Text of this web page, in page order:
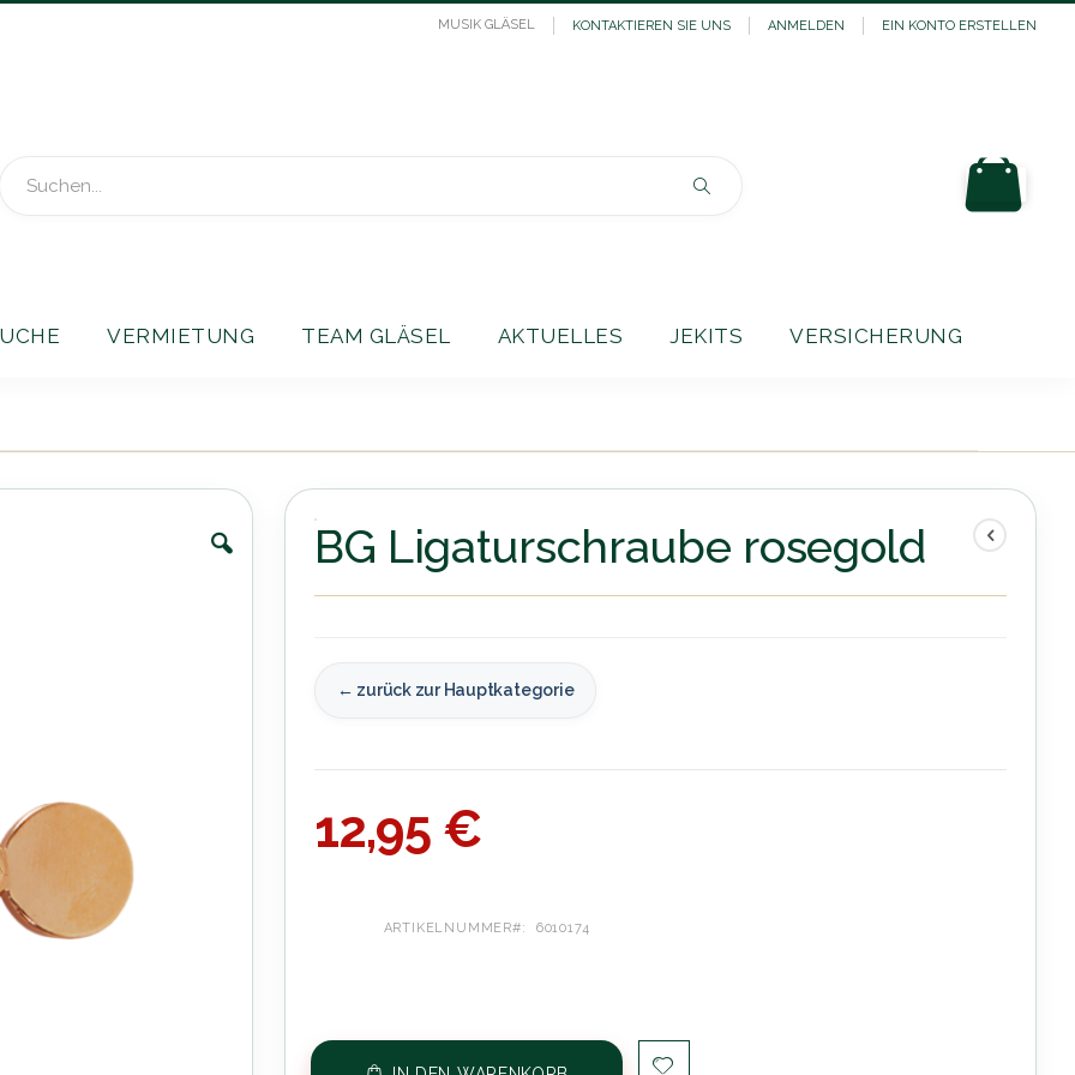
MUSIK GLÄSEL KONTAKTIEREN SIE UNS ANMELDEN EIN KONTO ERSTELLEN
VERMIETUNG TEAM GLÄSEL AKTUELLES JEKITS VERSICHERUNG
BG Ligaturschraube rosegold
← zurück zur Hauptkategorie
12,95 €
ARTIKELNUMMER 6010174